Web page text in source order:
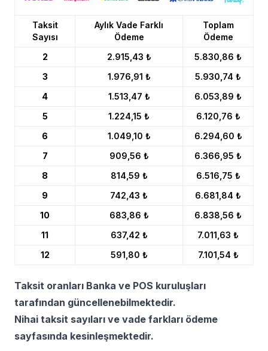
Taksit
Sayısı
Aylık Vade Farklı
Ödeme
Toplam
Ödeme
2
2.915,43 ₺
5.830,86 ₺
3
1.976,91 ₺
5.930,74 ₺
4
1.513,47 ₺
6.053,89 ₺
5
1.224,15 ₺
6.120,76 ₺
6
1.049,10 ₺
6.294,60 ₺
7
909,56 ₺
6.366,95 ₺
8
814,59 ₺
6.516,75 ₺
9
742,43 ₺
6.681,84 ₺
10
683,86 ₺
6.838,56 ₺
11
637,42 ₺
7.011,63 ₺
12
591,80 ₺ 7.101,54 ₺
Taksit oranları Banka ve POS kuruluşları
tarafından güncellenebilmektedir.
Nihai taksit sayıları ve vade farkları ödeme
sayfasında kesinleşmektedir.